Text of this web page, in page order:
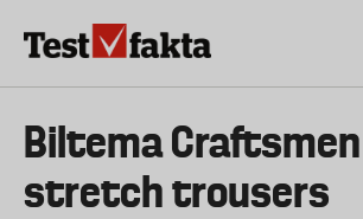
Huvudmeny
ny
Biltema Craftsmen
stretch trousers